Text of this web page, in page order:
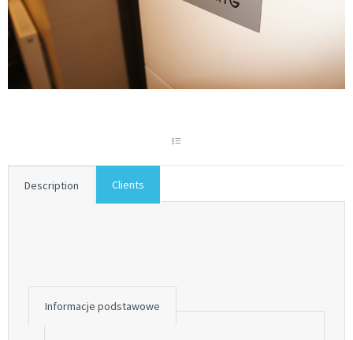
Description Clients
Informacje podstawowe